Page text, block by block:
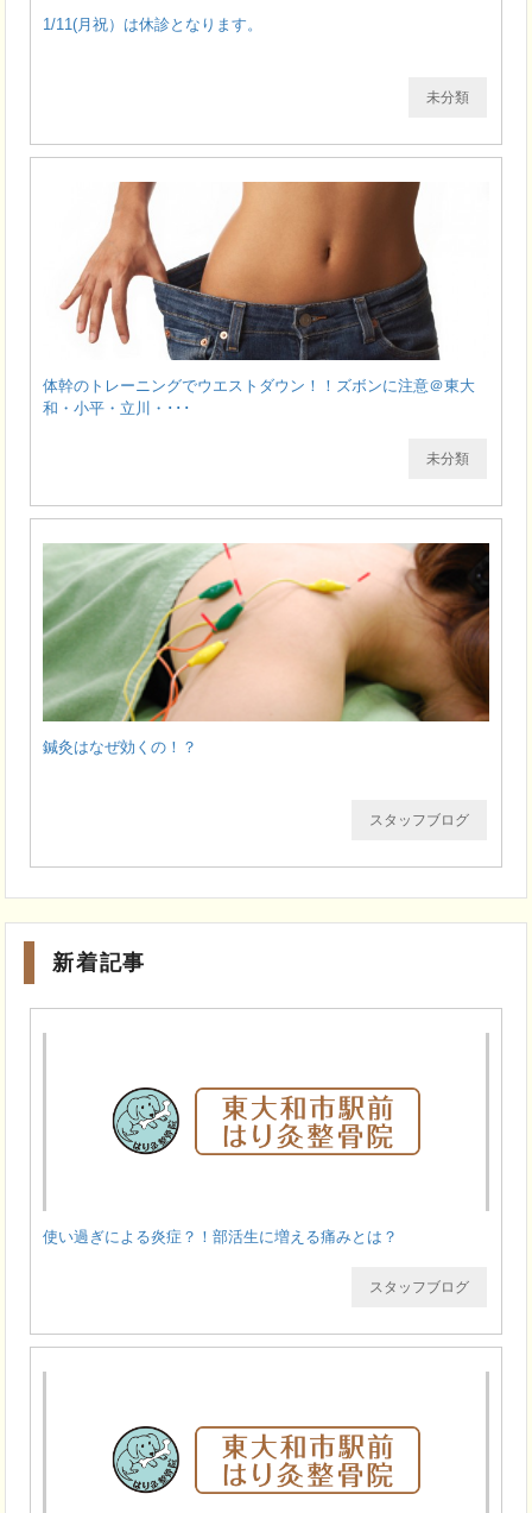
1/11(月祝）は休診となります。
未分類
体幹のトレーニングでウエストダウン！！ズボンに注意＠東大
和・小平・立川・･･･
未分類
鍼灸はなぜ効くの！？
スタッフブログ
新着記事
使い過ぎによる炎症？！部活生に増える痛みとは？
スタッフブログ